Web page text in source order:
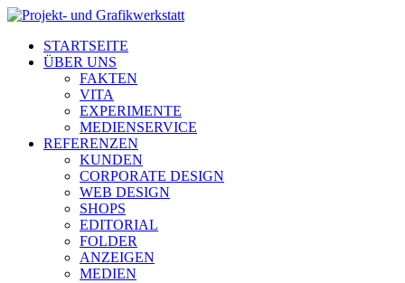
STARTSEITE
ÜBER UNS
FAKTEN
VITA
EXPERIMENTE
MEDIENSERVICE
REFERENZEN
KUNDEN
CORPORATE DESIGN
WEB DESIGN
SHOPS
EDITORIAL
FOLDER
ANZEIGEN
MEDIEN